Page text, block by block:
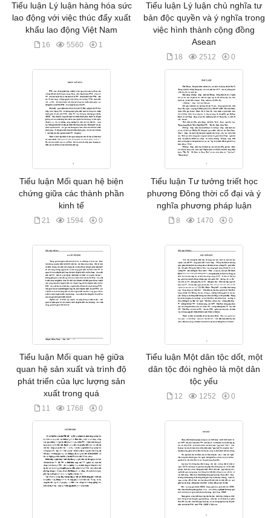
Tiểu luận Lý luận hàng hóa sức
lao động với việc thúc đẩy xuất
khẩu lao động Việt Nam
16 5560 1
Tiểu luận Lý luận chủ nghĩa tư
bản độc quyền và ý nghĩa trong
việc hình thành cộng đồng
Asean
18 2512 0
Tiểu luận Mối quan hệ biện
chứng giữa các thành phần
kinh tế
21 1594 0
Tiểu luận Tư tưởng triết học
phương Đông thời cổ đại và ý
nghĩa phương pháp luận
8 1470 0
Tiểu luận Mối quan hệ giữa
quan hệ sản xuất và trình độ
phát triển của lực lượng sản
xuất trong quá
11 1768 0
Tiểu luận Một dân tộc dốt, một
dân tộc đói nghèo là một dân
tộc yếu
12 1252 0